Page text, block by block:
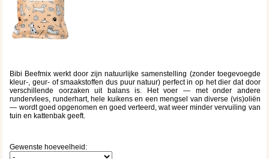
Bibi Beefmix werkt door zijn natuurlijke samenstelling (zonder toegevoegde
kleur-, geur- of smaakstoffen dus puur natuur) perfect in op het dier dat door
verschillende oorzaken uit balans is. Het voer — met onder andere
rundervlees, runderhart, hele kuikens en een mengsel van diverse (vis)oliën
— wordt goed opgenomen en goed verteerd, wat weer minder vervuiling van
tuin en kattenbak geeft.
Gewenste hoeveelheid: